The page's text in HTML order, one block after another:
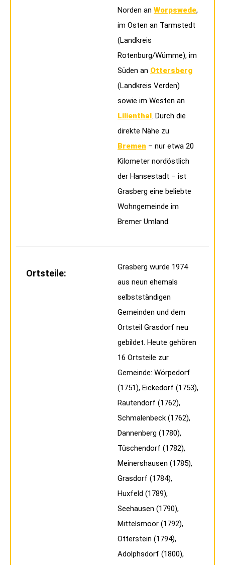
Norden an Worpswede,
im Osten an Tarmstedt
(Landkreis
Rotenburg/Wümme), im
Süden an Ottersberg
(Landkreis Verden)
sowie im Westen an
Lilienthal. Durch die
direkte Nähe zu
Bremen – nur etwa 20
Kilometer nordöstlich
der Hansestadt – ist
Grasberg eine beliebte
Wohngemeinde im
Bremer Umland.
Ortsteile:
Grasberg wurde 1974
aus neun ehemals
selbstständigen
Gemeinden und dem
Ortsteil Grasdorf neu
gebildet. Heute gehören
16 Ortsteile zur
Gemeinde: Wörpedorf
(1751), Eickedorf (1753),
Rautendorf (1762),
Schmalenbeck (1762),
Dannenberg (1780),
Tüschendorf (1782),
Meinershausen (1785),
Grasdorf (1784),
Huxfeld (1789),
Seehausen (1790),
Mittelsmoor (1792),
Otterstein (1794),
Adolphsdorf (1800),